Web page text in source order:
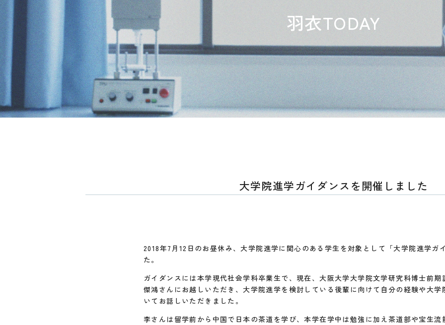
羽衣TODAY
大学院進学ガイダンスを開催しました
2018年7月12日のお昼休み、大学院進学に関心のある学生を対象として「大学院進学ガ
た。
ガイダンスには本学現代社会学科卒業生で、現在、大阪大学大学院文学研究科博士前期
傑鴻さんにお越しいただき、大学院進学を検討している後輩に向けて自分の経験や大学
いてお話しいただきました。
李さんは留学前から中国で日本の茶道を学び、本学在学中は勉強に加え茶道部や宝生流